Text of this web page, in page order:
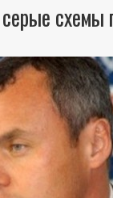
схемы